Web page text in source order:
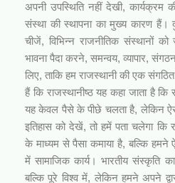
अपनी उपस्थिति नहीं देखी, कार्यक्रम
संस्था की स्थापना का मुख्य कारण हैं।
चीजें, विभिन्न राजनीतिक संस्थानों
भावना पैदा करने, समन्वय, व्यापार,
लिए, ताकि हम राजस्थानी की एक
हैं कि राजस्थानीष्ठ यह कहा जाता है कि
यह केवल पैसे के पीछे चलता है, लेकिन
इतिहास को देखें, तो हमें पता चलेगा
के माध्यम से पैसा कमाया है, बल्कि हमने
में सामाजिक कार्य। भारतीय संस्कृति
बल्कि पूरे विश्व में, लेकिन हमने अपने